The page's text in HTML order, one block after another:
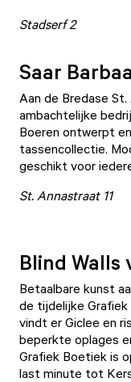
Stadserf 2
Saar
Aan de Bredase
ambachtelijke
Boeren ontwerpt
tassencollectie.
geschikt voor
St. Annastraat 11
Blind Walls
Betaalbare kunst
de tijdelijke
vindt er Giclee en
beperkte oplages
Grafiek Boetiek is
last minute tot